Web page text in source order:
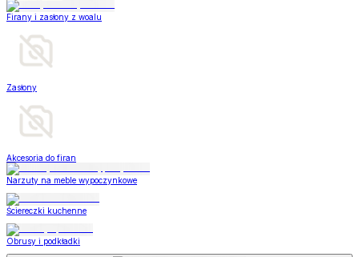
Firany i zasłony z woalu
Zasłony
Akcesoria do firan
Narzuty na meble wypoczynkowe
Ściereczki kuchenne
Obrusy i podkładki